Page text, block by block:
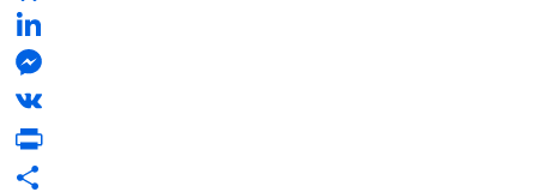
Odnoklassniki
LinkedIn
Messenger
VK
PrintFriendly